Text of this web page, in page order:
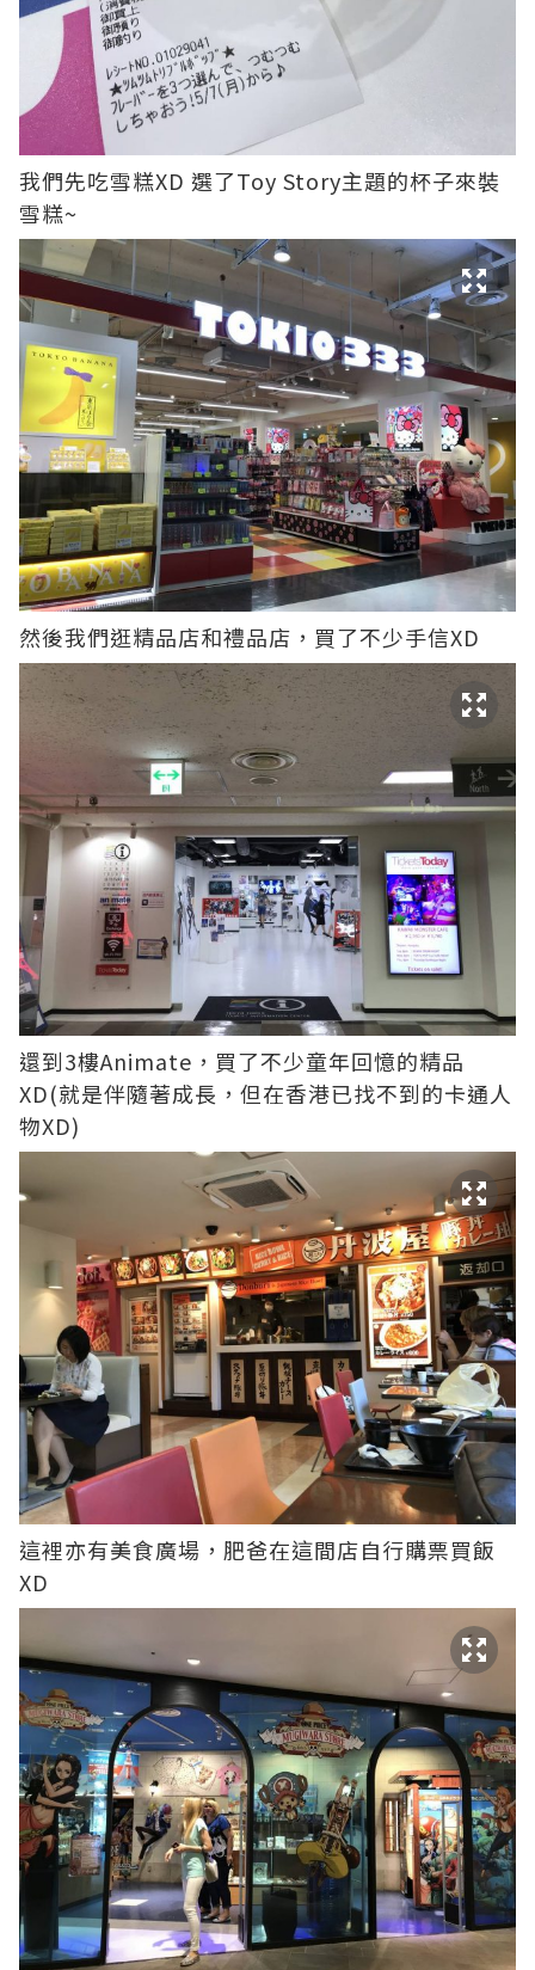
我們先吃雪糕XD 選了Toy Story主題的杯子來裝
雪糕~
然後我們逛精品店和禮品店，買了不少手信XD
還到3樓Animate，買了不少童年回憶的精品
XD(就是伴隨著成長，但在香港已找不到的卡通人
物XD)
這裡亦有美食廣場，肥爸在這間店自行購票買飯
XD